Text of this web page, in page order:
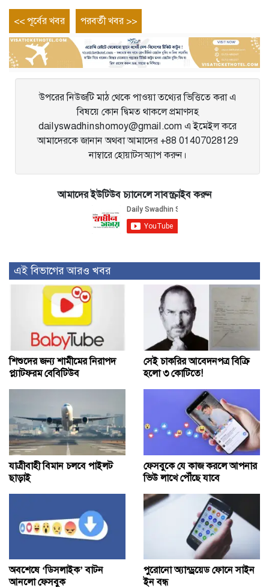
Post
navigation
<< পূর্বের খবর
Previous
entry
পরবর্তী খবর >>
উপরের নিউজটি মাঠ থেকে পাওয়া তথ্যের ভিত্তিতে করা এ
বিষয়ে কোন দ্বিমত থাকলে প্রমাণসহ
dailyswadhinshomoy@gmail.com এ ইমেইল করে
আমাদেরকে জানান অথবা আমাদের +88 01407028129
নাম্বারে হোয়াটসঅ্যাপ করুন।
আমাদের ইউটিউব চ্যানেলে সাবস্ক্রাইব করুন
এই বিভাগের আরও খবর
শিশুদের জন্য শামীমের নিরাপদ
প্ল্যাটফরম বেবিটিউব
সেই চাকরির আবেদনপত্র বিক্রি
হলো ৩ কোটিতে!
যাত্রীবাহী বিমান চলবে পাইলট
ছাড়াই
ফেসবুকে যে কাজ করলে আপনার
ভিউ লাখে পৌঁছে যাবে
অবশেষে ‘ডিসলাইক’ বাটন
আনলো ফেসবুক
পুরোনো অ্যান্ড্রয়েড ফোনে সাইন
ইন বন্ধ